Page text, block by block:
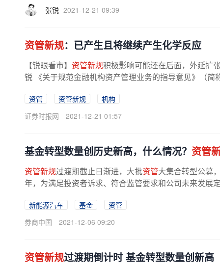
张锐 2021-12-21 09:39
资管新规：已产生且将继续产生化学反应
【锐眼看市】 资管新规积极影响可能还在后面，外延扩
锐 《关于规范金融机构资产管理业务的指导意见》（简
资管 资管新规
机构
证券时报网
2021-12-21 01:57
基金转型数量创历史新高，什么情况？ 资管
资管新规过渡期截止日渐进，大批资管大集合转型公募
年，为满足投资者诉求、符合监管要求和公司未来发展
新能源汽车 基金
资管
券商中国
2021-12-06 09:20
资管新规过渡期倒计时 基金转型数量创新高